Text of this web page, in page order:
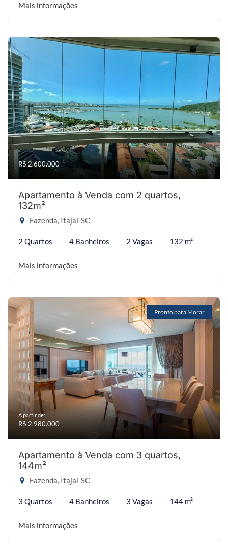
Mais informações
R$ 2.600.000
Apartamento à Venda com 2 quartos,
132m²
Fazenda, Itajaí-SC
2 Quartos 4 Banheiros 2 Vagas 132 m²
Mais informações
Pronto para Morar
A partir de:
R$ 2.980.000
Apartamento à Venda com 3 quartos,
144m²
Fazenda, Itajaí-SC
3 Quartos 4 Banheiros 3 Vagas 144 m²
Mais informações